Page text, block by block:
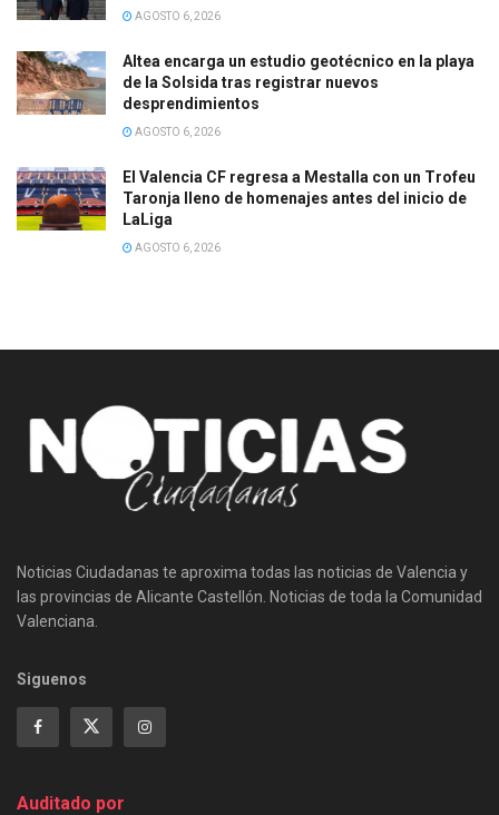
AGOSTO 6, 2026
Altea encarga un estudio geotécnico en la playa
de la Solsida tras registrar nuevos
desprendimientos
AGOSTO 6, 2026
El Valencia CF regresa a Mestalla con un Trofeu
Taronja lleno de homenajes antes del inicio de
LaLiga
AGOSTO 6, 2026
Noticias Ciudadanas te aproxima todas las noticias de Valencia y
las provincias de Alicante Castellón. Noticias de toda la Comunidad
Valenciana.
Siguenos
Auditado por